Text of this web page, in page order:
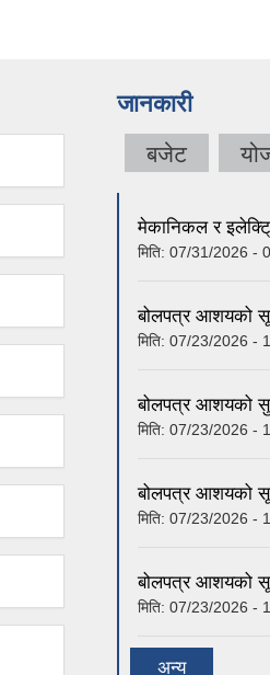
जानकारी
बजेट
मेकानिकल र
मिति: 07/31/2026 -
बोलपत्र आशयको
मिति: 07/23/2026 -
बोलपत्र आशयको
मिति: 07/23/2026 -
बोलपत्र आशयको
मिति: 07/23/2026 -
बोलपत्र आशयको
मिति: 07/23/2026 -
अन्य